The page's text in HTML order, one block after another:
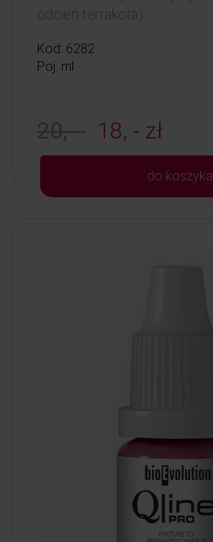
odcień terrakota)
Kod: 6282
Poj: ml
20, - 18, - zł
do koszyka